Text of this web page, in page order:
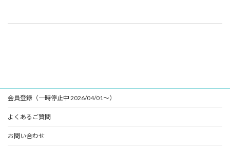
会員登録（一時停止中 2026/04/01～）
よくあるご質問
お問い合わせ